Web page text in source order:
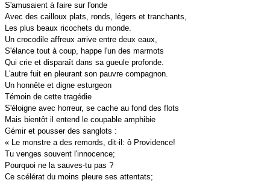
S'amusaient à faire sur l'onde
Avec des cailloux plats, ronds, légers et tranchants,
Les plus beaux ricochets du monde.
Un crocodile affreux arrive entre deux eaux,
S'élance tout à coup, happe l'un des marmots
Qui crie et disparaît dans sa gueule profonde.
L'autre fuit en pleurant son pauvre compagnon.
Un honnête et digne esturgeon
Témoin de cette tragédie
S'éloigne avec horreur, se cache au fond des flots
Mais bientôt il entend le coupable amphibie
Gémir et pousser des sanglots :
« Le monstre a des remords, dit-il: ô Providence!
Tu venges souvent l'innocence;
Pourquoi ne la sauves-tu pas ?
Ce scélérat du moins pleure ses attentats;